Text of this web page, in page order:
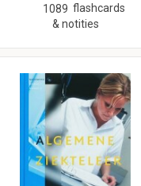
1089 flashcards
& notities